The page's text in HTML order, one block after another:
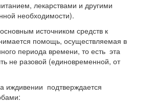
лекарствами и другими
необходимости).
источником средств к
помощь, осуществляемая в
периода времени, то есть эта
не разовой (единовременной, от
иждивении подтверждается